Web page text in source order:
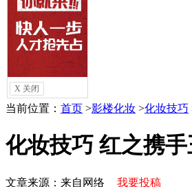
全影数码
网销软件
访谈
摄影
化妆
数码
当前位置： 首页 >影楼化妆 >化妆技巧
化妆技巧 红之携
文章来源：来自网络
我要投稿
X 关闭